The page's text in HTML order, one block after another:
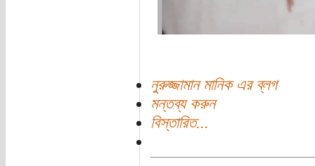
নুরুজ্জামান মানিক এর ব্লগ
মন্তব্য করুন
বিস্তারিত...